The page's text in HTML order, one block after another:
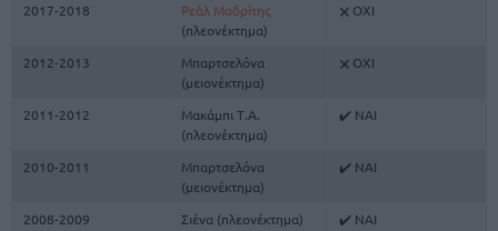
2017-2018
Ρεάλ Μαδρίτης
(πλεονέκτημα)
🗙 ΟΧΙ
2012-2013
Μπαρτσελόνα
(μειονέκτημα)
🗙 ΟΧΙ
2011-2012
Μακάμπι Τ.Α.
(πλεονέκτημα)
✔️ ΝΑΙ
2010-2011
Μπαρτσελόνα
(μειονέκτημα)
✔️ ΝΑΙ
2008-2009 Σιένα (πλεονέκτημα) ✔️ ΝΑΙ